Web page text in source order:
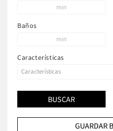
Baños
Características